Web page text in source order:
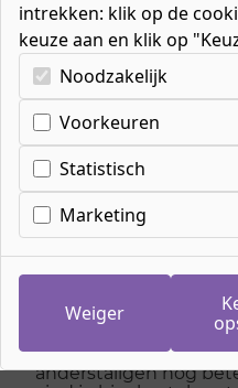
Home»Werken &
Werken en leren voor
Vrijwilligerswerk &
Wij verzorgen
vrijwilligers die
anderstaligen nog
intrekken: klik op de
keuze aan en klik op
Kies uw cookie-voorkeuren
Noodzakelijk
Voorkeuren
Statistisch
Marketing
Weiger